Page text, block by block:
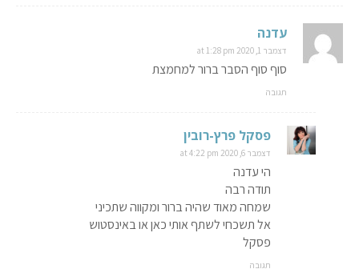
עדנה
דצמבר 1, 2020 at 1:28 pm
סוף סוף הסבר ברור למחמצת
תגובה
פסקל פרץ-רובין
דצמבר 6, 2020 at 4:22 pm
הי עדנה
תודה רבה
שמחה מאוד שהיה ברור ומקווה שתכיני
אל תשכחי לשתף אותי כאן או באינסטוש
פסקל
תגובה